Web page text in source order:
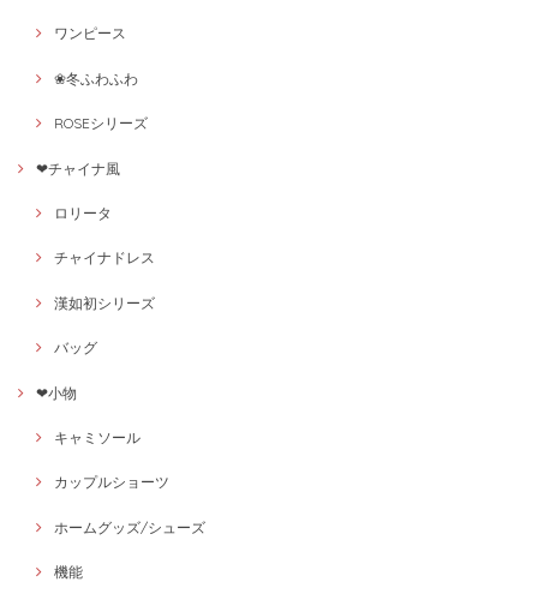
ワンピース
❀冬ふわふわ
ROSEシリーズ
❤チャイナ風
ロリータ
チャイナドレス
漢如初シリーズ
バッグ
❤小物
キャミソール
カップルショーツ
ホームグッズ/シューズ
機能